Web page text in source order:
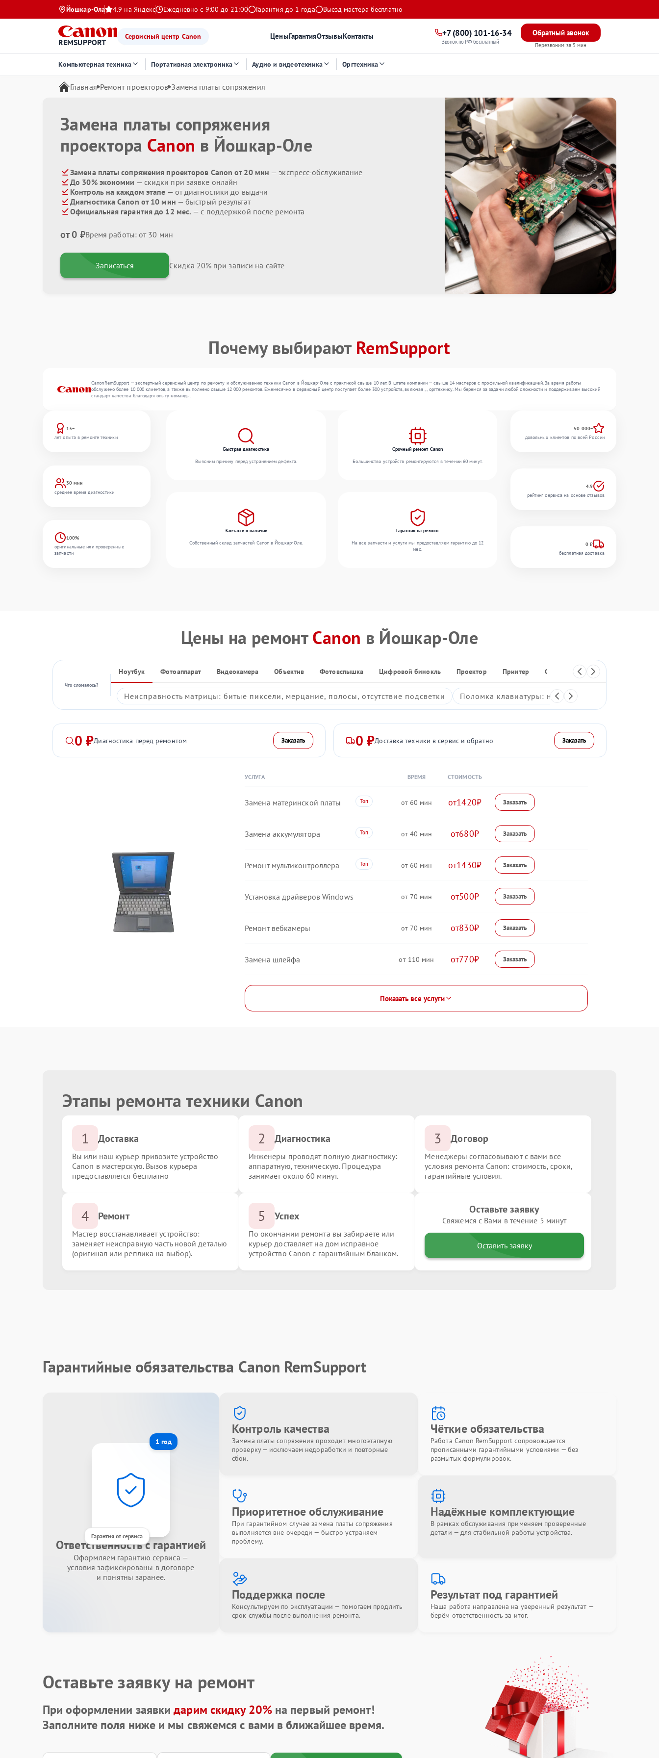
Йошкар-Ола 4.9 на Яндекс Ежедневно с 9:00 до 21:00 Гарантия до 1 года Выезд мастера бесплатно
REMSUPPORT
Сервисный центр Canon ЦеныГарантияОтзывыКонтакты +7 (800) 101-16-34
Звонок по РФ бесплатный
Обратный звонок
Перезвоним за 5 мин
Компьютерная техника Портативная электроника Аудио и видеотехника Оргтехника
Главная Ремонт проекторов Замена платы сопряжения
Замена платы сопряжения
проектора Canon в Йошкар-Оле
Замена платы сопряжения проекторов Canon от 20 мин — экспресс-обслуживание
До 30% экономии — скидки при заявке онлайн
Контроль на каждом этапе — от диагностики до выдачи
Диагностика Canon от 10 мин — быстрый результат
Официальная гарантия до 12 мес. — с поддержкой после ремонта
от 0 ₽Время работы: от 30 мин
Записаться Скидка 20% при записи на сайте
Почему выбирают RemSupport
CanonRemSupport — экспертный сервисный центр по ремонту и обслуживанию техники Canon в Йошкар-Оле с практикой свыше 10 лет. В штате компании — свыше 14 мастеров с профильной квалификацией. За время работы
обслужено более 10 000 клиентов, а также выполнено свыше 12 000 ремонтов. Ежемесячно в сервисный центр поступает более 300 устройств, включая , , оргтехнику. Мы беремся за задачи любой сложности и поддерживаем высокий
стандарт качества благодаря опыту команды.
13+
лет опыта в ремонте техники
30 мин
среднее время диагностики
100%
оригинальные или проверенные
запчасти
Быстрая диагностика
Выясним причину перед устранением дефекта.
Срочный ремонт Canon
Большинство устройств ремонтируются в течении 60 минут.
Запчасти в наличии
Собственный склад запчастей Canon в Йошкар-Оле.
Гарантия на ремонт
На все запчасти и услуги мы предоставляем гарантию до 12
мес.
50 000+
довольных клиентов по всей России
4.9
рейтинг сервиса на основе отзывов
0 ₽
бесплатная доставка
Цены на ремонтCanon в Йошкар-Оле
Что сломалось?
Ноутбук Фотоаппарат Видеокамера Объектив Фотовспышка Цифровой бинокль Проектор Принтер Сканер МФУ
Неисправность матрицы: битые пиксели, мерцание, полосы, отсутствие подсветки Поломка клавиатуры: неработающие клавиши,
0 ₽Диагностика перед ремонтом Заказать 0 ₽Доставка техники в сервис и обратно Заказать
УСЛУГА ВРЕМЯ СТОИМОСТЬ
Замена материнской платы 60 1420
Замена аккумулятора 40 680
Ремонт мультиконтроллера 60 1430
Установка драйверов Windows 70 500
Ремонт вебкамеры 70 830
Замена шлейфа 110 770
Показать все услуги
Этапы ремонта техники Canon
1 Доставка
Вы или наш курьер привозите устройство
Canon в мастерскую. Вызов курьера
предоставляется бесплатно
2 Диагностика
Инженеры проводят полную диагностику:
аппаратную, техническую. Процедура
занимает около 60 минут.
3 Договор
Менеджеры согласовывают с вами все
условия ремонта Canon: стоимость, сроки,
гарантийные условия.
4 Ремонт
Мастер восстанавливает устройство:
заменяет неисправную часть новой деталью
(оригинал или реплика на выбор).
5 Успех
По окончании ремонта вы забираете или
курьер доставляет на дом исправное
устройство Canon с гарантийным бланком.
Оставьте заявку
Свяжемся с Вами в течение 5 минут
Оставить заявку
Гарантийные обязательства Canon RemSupport
1 год
Гарантия от сервиса
Ответственность с гарантией
Оформляем гарантию сервиса —
условия зафиксированы в договоре
и понятны заранее.
Контроль качества
Замена платы сопряжения проходит многоэтапную
проверку — исключаем недоработки и повторные
сбои.
Чёткие обязательства
Работа Canon RemSupport сопровождается
прописанными гарантийными условиями — без
размытых формулировок.
Приоритетное обслуживание
При гарантийном случае замена платы сопряжения
выполняется вне очереди — быстро устраняем
проблему.
Надёжные комплектующие
В рамках обслуживания применяем проверенные
детали — для стабильной работы устройства.
Поддержка после
Консультируем по эксплуатации — помогаем продлить
срок службы после выполнения ремонта.
Результат под гарантией
Наша работа направлена на уверенный результат —
берём ответственность за итог.
Оставьте заявку на ремонт
При оформлении заявкидарим скидку 20%на первый ремонт!
Заполните поля ниже и мы свяжемся с вами в ближайшее время.